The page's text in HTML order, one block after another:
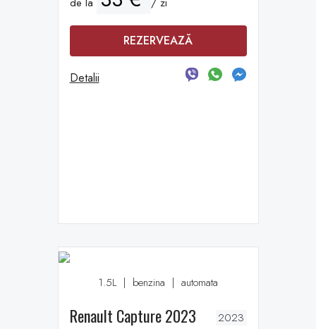
REZERVEAZĂ
Detalii
1.5L | benzina | automata
Renault Capture 2023 2023